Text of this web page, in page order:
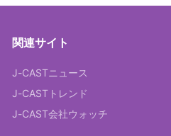
関連サイト
J-CASTニュース
J-CASTトレンド
J-CAST会社ウォッチ